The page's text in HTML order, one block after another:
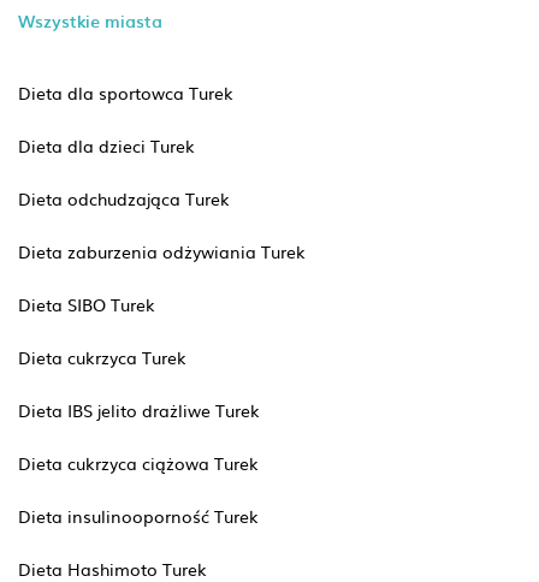
Wszystkie miasta
Dieta dla sportowca Turek
Dieta dla dzieci Turek
Dieta odchudzająca Turek
Dieta zaburzenia odżywiania Turek
Dieta SIBO Turek
Dieta cukrzyca Turek
Dieta IBS jelito drażliwe Turek
Dieta cukrzyca ciążowa Turek
Dieta insulinooporność Turek
Dieta Hashimoto Turek